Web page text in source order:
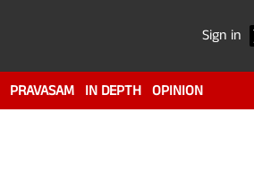
Sign in
PRAVASAM IN DEPTH OPINION